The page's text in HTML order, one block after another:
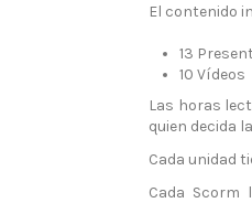
El contenido
13
10 Vídeos
Las horas
quien decida
Cada unidad
Cada Scorm